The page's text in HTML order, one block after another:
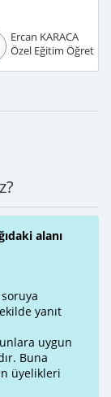
Ercan KARACA
Özel Eğitim
alanı
yanıt
uygun
Buna
üyelikleri